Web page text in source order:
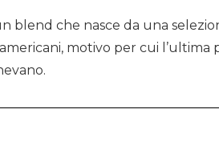
blend che nasce da una
motivo per cui